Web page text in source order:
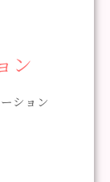
ン
ション